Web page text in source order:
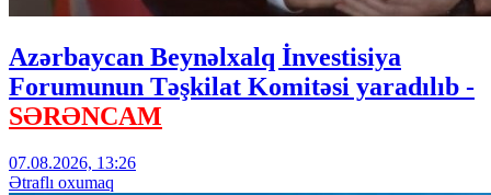
Azərbaycan Beynəlxalq İnvestisiya
Forumunun Təşkilat Komitəsi yaradılıb -
SƏRƏNCAM
07.08.2026, 13:26
Ətraflı oxumaq